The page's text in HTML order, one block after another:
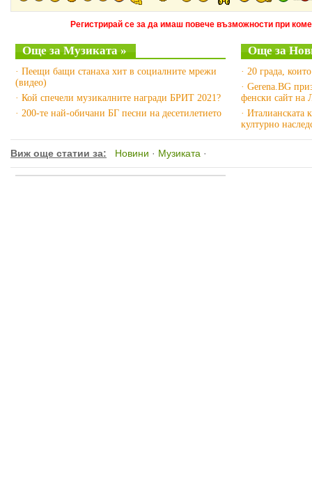
Регистрирай се за да имаш повече възможности при
Още за Музиката »
· Пеещи бащи станаха хит в социалните мрежи
(видео)
· Кой спечели музикалните награди БРИТ 2021?
· 200-те най-обичани БГ песни на десетилетието
Още за
· 20 града,
· Gerena.BG
фенски сайт на
· Италианската
културно
Виж още статии за: Новини · Музиката ·